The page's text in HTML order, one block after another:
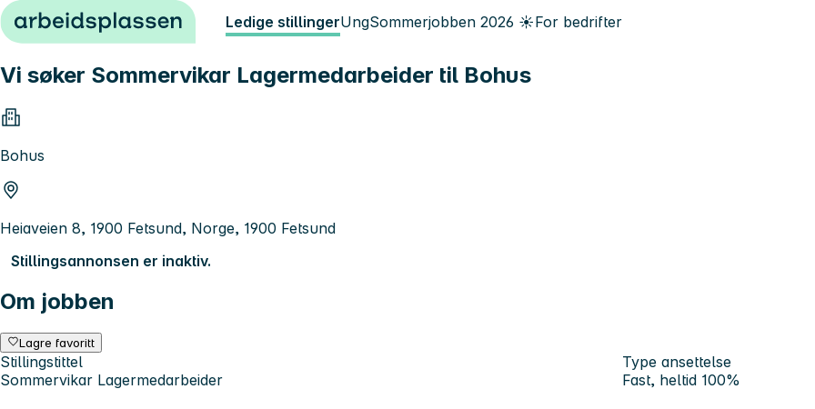
Hopp til innhold Ledige stillingerUngSommerjobben 2026 ☀️For bedrifter
Vi søker Sommervikar Lagermedarbeider til Bohus
Bohus
Heiaveien 8, 1900 Fetsund, Norge, 1900 Fetsund
Stillingsannonsen er inaktiv.
Om jobben
Lagre favoritt
Stillingstittel
Sommervikar Lagermedarbeider
Type ansettelse
Fast, heltid 100%